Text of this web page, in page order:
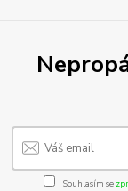
Souhlasím se